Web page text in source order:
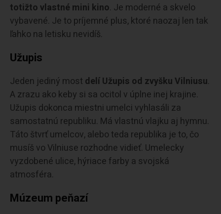
totižto vlastné mini kino. Je moderné a skvelo
vybavené. Je to príjemné plus, ktoré naozaj len tak
ľahko na letisku nevidíš.
Užupis
Jeden jediný most delí Užupis od zvyšku Vilniusu.
A zrazu ako keby si sa ocitol v úplne inej krajine.
Užupis dokonca miestni umelci vyhlasáli za
samostatnú republiku. Má vlastnú vlajku aj hymnu.
Táto štvrť umelcov, alebo teda republika je to, čo
musíš vo Vilniuse rozhodne vidieť. Umelecky
vyzdobené ulice, hýriace farby a svojská
atmosféra.
Múzeum peňazí